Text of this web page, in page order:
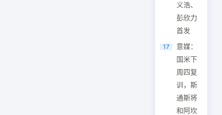
义浩、
彭欣力
首发
17
意媒：
国米下
周四复
训，斯
通斯将
和阿坎